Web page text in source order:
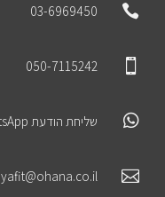

03-6969450

050-7115242
 שליחת הודעת WhatsApp

yafit@ohana.co.il